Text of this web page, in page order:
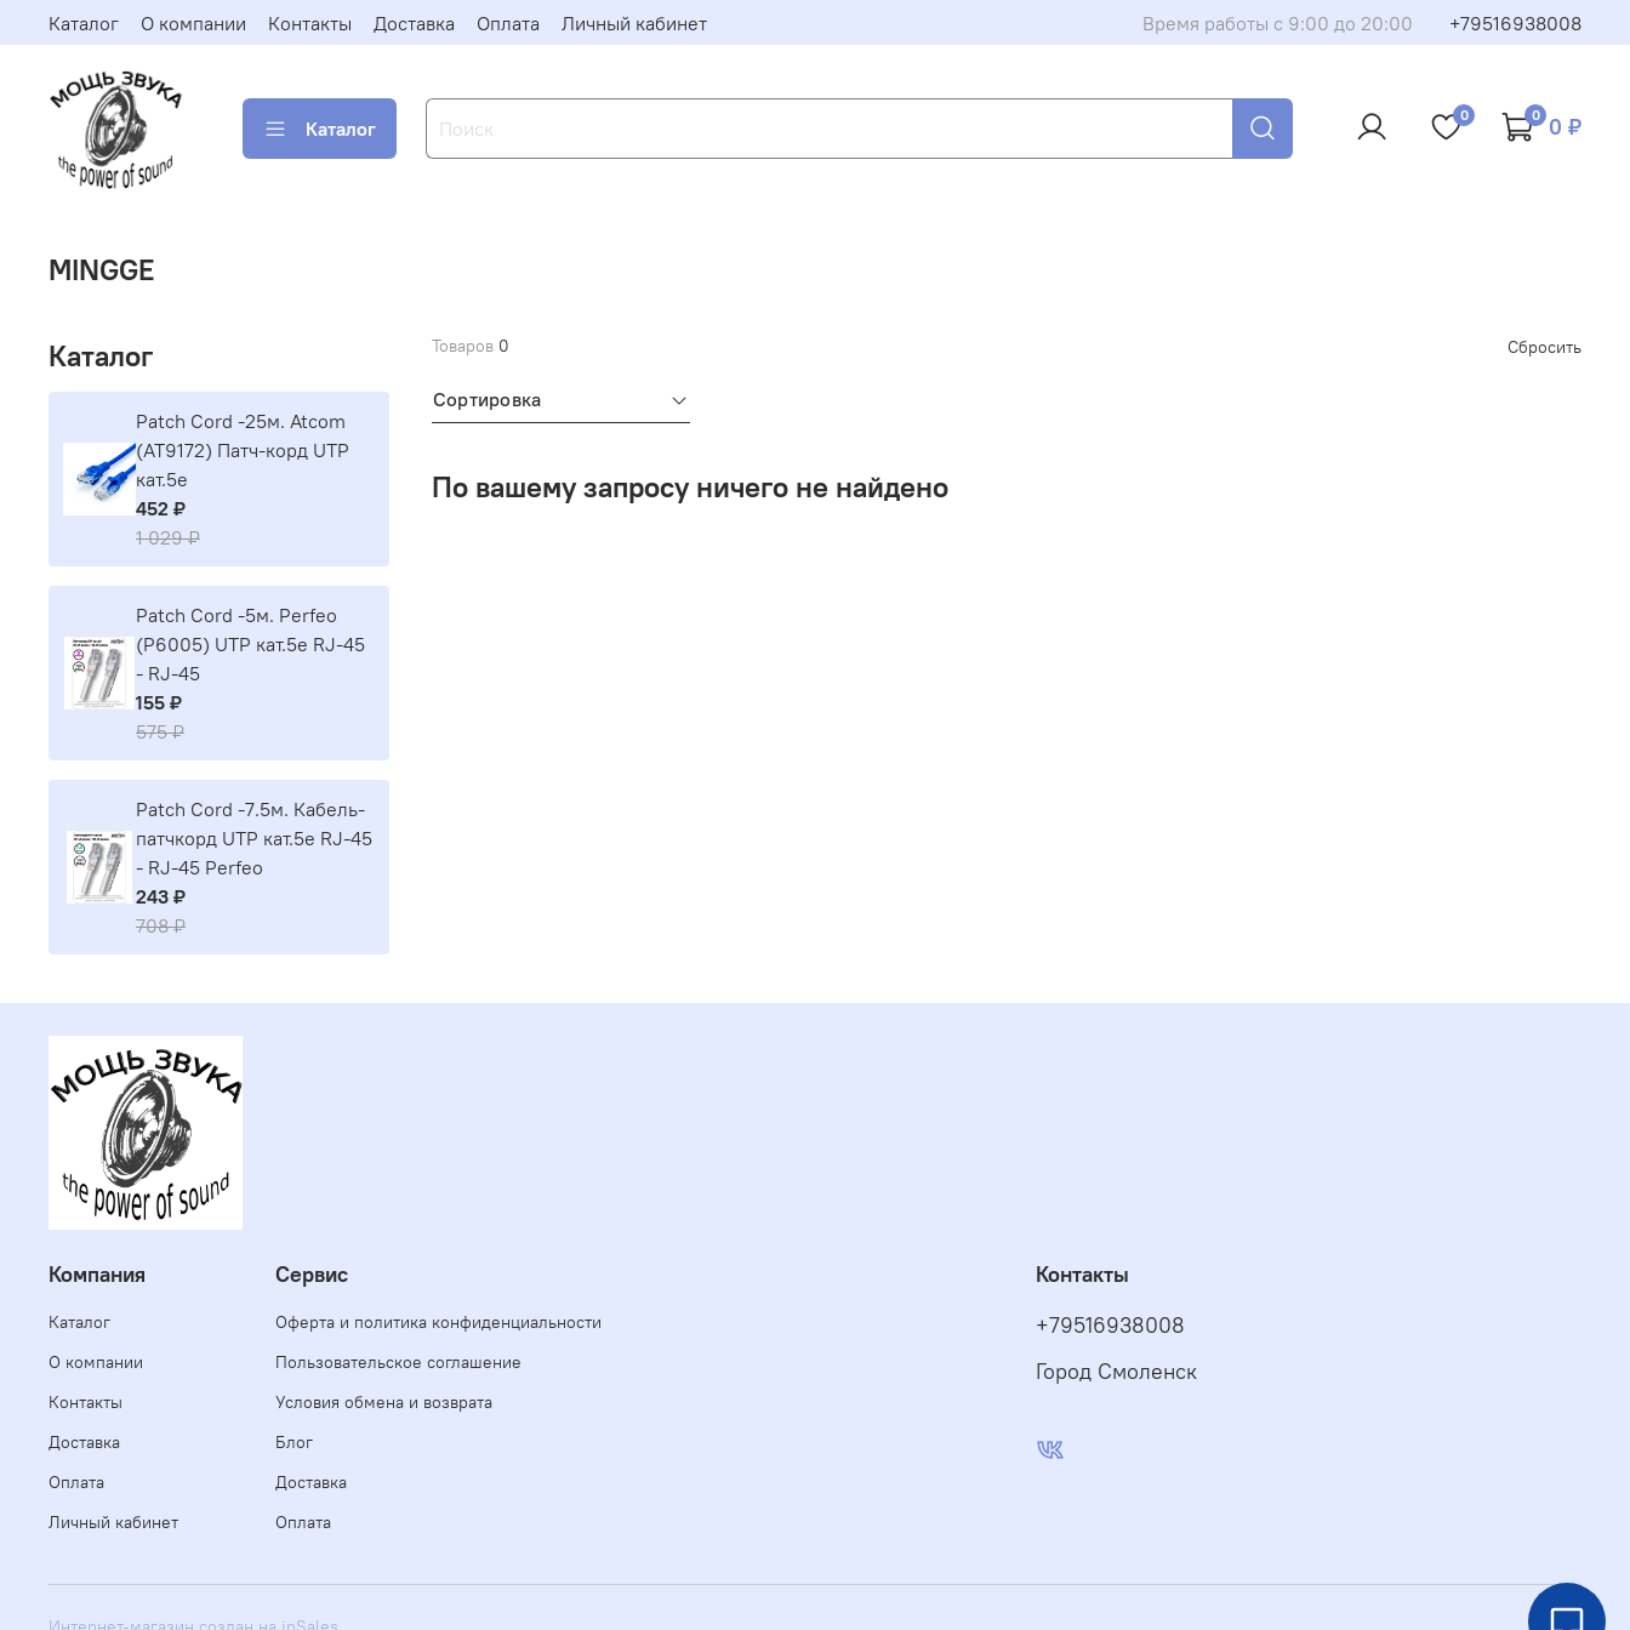
Каталог О компании Контакты Доставка Оплата Личный кабинет Время работы с 9:00 до 20:00 +79516938008
Каталог
0 0 0 ₽
MINGGE
Товаров 0 Сбросить
Сортировка
По вашему запросу ничего не найдено
Каталог
Patch Cord -25м. Atcom
(AT9172) Патч-корд UTP
кат.5е
452 ₽
1 029 ₽
Patch Cord -5м. Perfeo
(P6005) UTP кат.5е RJ-45
- RJ-45
155 ₽
575 ₽
Patch Cord -7.5м. Кабель-
патчкорд UTP кат.5е RJ-45
- RJ-45 Perfeo
243 ₽
708 ₽
Компания
Каталог
О компании
Контакты
Доставка
Оплата
Личный кабинет
Сервис
Оферта и политика конфиденциальности
Пользовательское соглашение
Условия обмена и возврата
Блог
Доставка
Оплата
Контакты
+79516938008
Город Смоленск